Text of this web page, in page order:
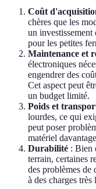
Coût
chères que les
un
pour les petites
Maintenance et
électroniques
engendrer des
Cet aspect peut
un budget limité.
Poids et
lourdes, ce qui
peut poser
matériel
Durabilité : Bien
terrain, certaines
des problèmes de
à des charges